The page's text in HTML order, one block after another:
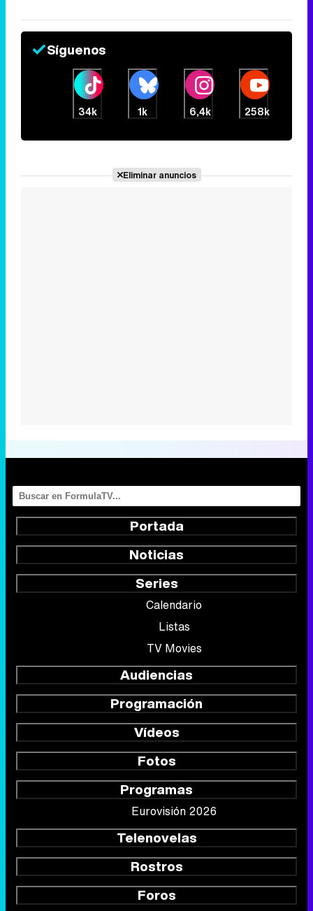
Síguenos
34k 1k 6,4k 258k
Eliminar anuncios
Portada
Noticias
Series
Calendario
Listas
TV Movies
Audiencias
Programación
Vídeos
Fotos
Programas
Eurovisión 2026
Telenovelas
Rostros
Foros